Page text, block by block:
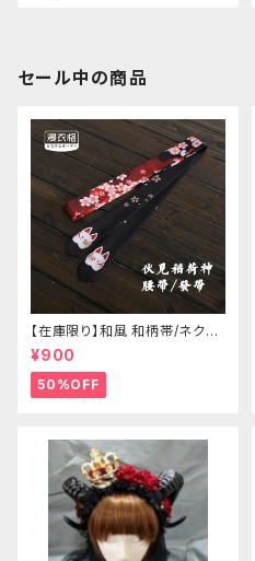
セール中の商品
【在庫限り】和風 和柄帯/ネクタ
イ/リボン（狐面/金魚
¥900
50%OFF